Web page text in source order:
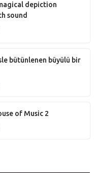
depiction
sound
bütünlenen büyülü bir
of Music 2